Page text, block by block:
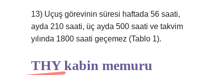
13) Uçuş görevinin süresi haftada 56 saati,
ayda 210 saati, üç ayda 500 saati ve takvim
yılında 1800 saati geçemez (Tablo 1).
THY kabin memuru